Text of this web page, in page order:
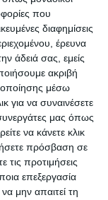
που
διαφημίσεις
έρευνα
άδειά σας, εμείς
ακριβή
μέσω
για να συναινέσετε
μας όπως
να κάνετε κλικ
πρόσβαση σε
τις προτιμήσεις
επεξεργασία
μην απαιτεί τη
πιο
προτιμούν
φθηνότερες.
που
δεν
και